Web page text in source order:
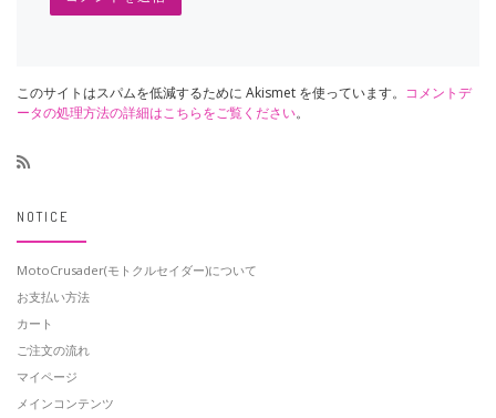
このサイトはスパムを低減するために Akismet を使っています。 コメントデ
ータの処理方法の詳細はこちらをご覧ください。
NOTICE
MotoCrusader(モトクルセイダー)について
お支払い方法
カート
ご注文の流れ
マイページ
メインコンテンツ